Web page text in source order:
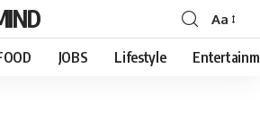
Font
Resizer
Aa
JOBS Lifestyle